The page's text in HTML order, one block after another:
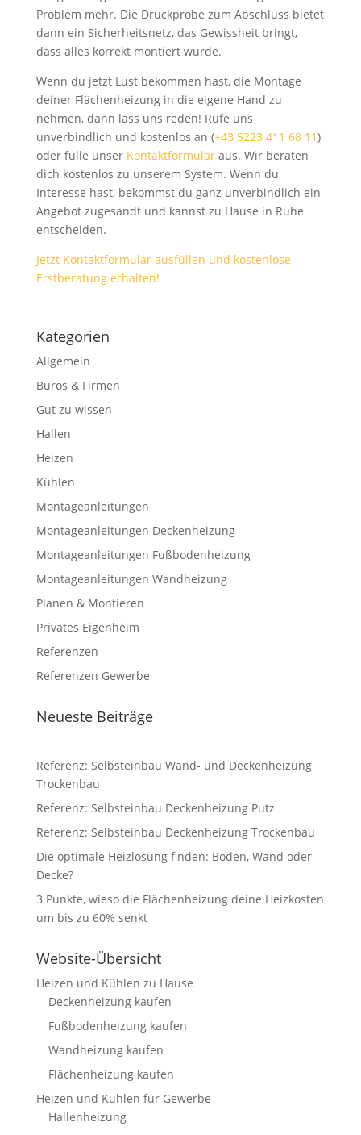
Problem mehr. Die Druckprobe zum Abschluss bietet
dann ein Sicherheitsnetz, das Gewissheit bringt,
dass alles korrekt montiert wurde.
Wenn du jetzt Lust bekommen hast, die Montage
deiner Flächenheizung in die eigene Hand zu
nehmen, dann lass uns reden! Rufe uns
unverbindlich und kostenlos an (+43 5223 411 68 11)
oder fülle unser Kontaktformularaus. Wir beraten
dich kostenlos zu unserem System. Wenn du
Interesse hast, bekommst du ganz unverbindlich ein
Angebot zugesandt und kannst zu Hause in Ruhe
entscheiden.
Jetzt Kontaktformular ausfüllen und kostenlose
Erstberatung erhalten!
Kategorien
Allgemein
Büros & Firmen
Gut zu wissen
Hallen
Heizen
Kühlen
Montageanleitungen
Montageanleitungen Deckenheizung
Montageanleitungen Fußbodenheizung
Montageanleitungen Wandheizung
Planen & Montieren
Privates Eigenheim
Referenzen
Referenzen Gewerbe
Neueste Beiträge
Referenz: Selbsteinbau Wand- und Deckenheizung
Trockenbau
Referenz: Selbsteinbau Deckenheizung Putz
Referenz: Selbsteinbau Deckenheizung Trockenbau
Die optimale Heizlösung finden: Boden, Wand oder
Decke?
3 Punkte, wieso die Flächenheizung deine Heizkosten
um bis zu 60% senkt
Website-Übersicht
Heizen und Kühlen zu Hause
Deckenheizung kaufen
Fußbodenheizung kaufen
Wandheizung kaufen
Flächenheizung kaufen
Heizen und Kühlen für Gewerbe
Hallenheizung